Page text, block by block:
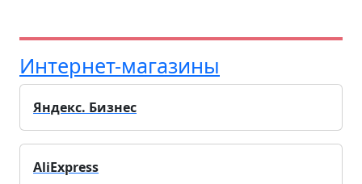
Интернет-магазины
Яндекс. Бизнес
AliExpress